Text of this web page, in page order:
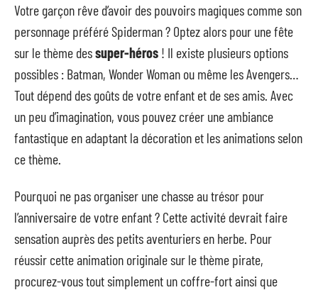
Votre garçon rêve d’avoir des pouvoirs magiques comme son
personnage préféré Spiderman ? Optez alors pour une fête
sur le thème dessuper-héros ! Il existe plusieurs options
possibles : Batman, Wonder Woman ou même les Avengers…
Tout dépend des goûts de votre enfant et de ses amis. Avec
un peu d’imagination, vous pouvez créer une ambiance
fantastique en adaptant la décoration et les animations selon
ce thème.
Pourquoi ne pas organiser une chasse au trésor pour
l’anniversaire de votre enfant ? Cette activité devrait faire
sensation auprès des petits aventuriers en herbe. Pour
réussir cette animation originale sur le thème pirate,
procurez-vous tout simplement un coffre-fort ainsi que